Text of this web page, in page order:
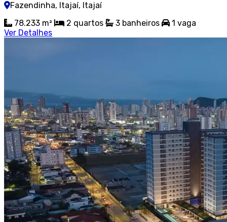
Fazendinha, Itajaí, Itajaí
78.233 m²
2 quartos 3 banheiros 1 vaga
Ver Detalhes